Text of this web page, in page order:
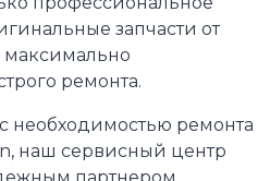
запчасти от
максимально
ремонта.
необходимостью ремонта
наш сервисный центр